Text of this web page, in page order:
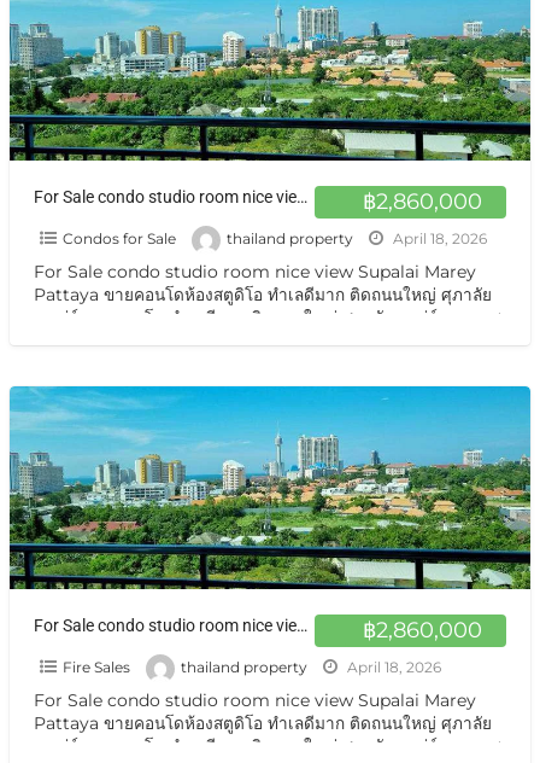
฿2,860,000
For Sale condo studio room nice view Supalai Marey Pattaya ขายคอนโด พัทยาใต้
Condos for Sale thailand property April 18, 2026
For Sale condo studio room nice view Supalai Marey
Pattaya ขายคอนโดห้องสตูดิโอ ทำเลดีมาก ติดถนนใหญ่ ศุภาลัย
มาเร่ย์ ขายคอนโด ทำเลดีมาก ติดถนนใหญ่ ศุภาลัยมาเร่ย์ ถนนเทพ
฿2,860,000
For Sale condo studio room nice view Supalai Marey Pattaya ขายคอนโดห้องสตูดิโอ ทำเลดีมาก ติดถนนใหญ่ ศุภาลัยมาเร่ย์
Fire Sales thailand property April 18, 2026
For Sale condo studio room nice view Supalai Marey
Pattaya ขายคอนโดห้องสตูดิโอ ทำเลดีมาก ติดถนนใหญ่ ศุภาลัย
มาเร่ย์ ขายคอนโด ทำเลดีมาก ติดถนนใหญ่ ศุภาลัยมาเร่ย์ ถนนเทพ